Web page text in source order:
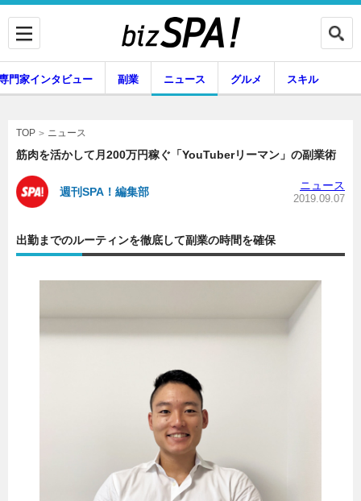
企業インタビュー 専門家インタビュー
連載一覧
門家インタビュー 副業 ニュース グルメ スキル
TOP ニュース
筋肉を活かして月200万円稼ぐ「YouTuberリーマン」の副業術
週刊SPA！編集部 ニュース
2019.09.07
出勤までのルーティンを徹底して副業の時間を確保